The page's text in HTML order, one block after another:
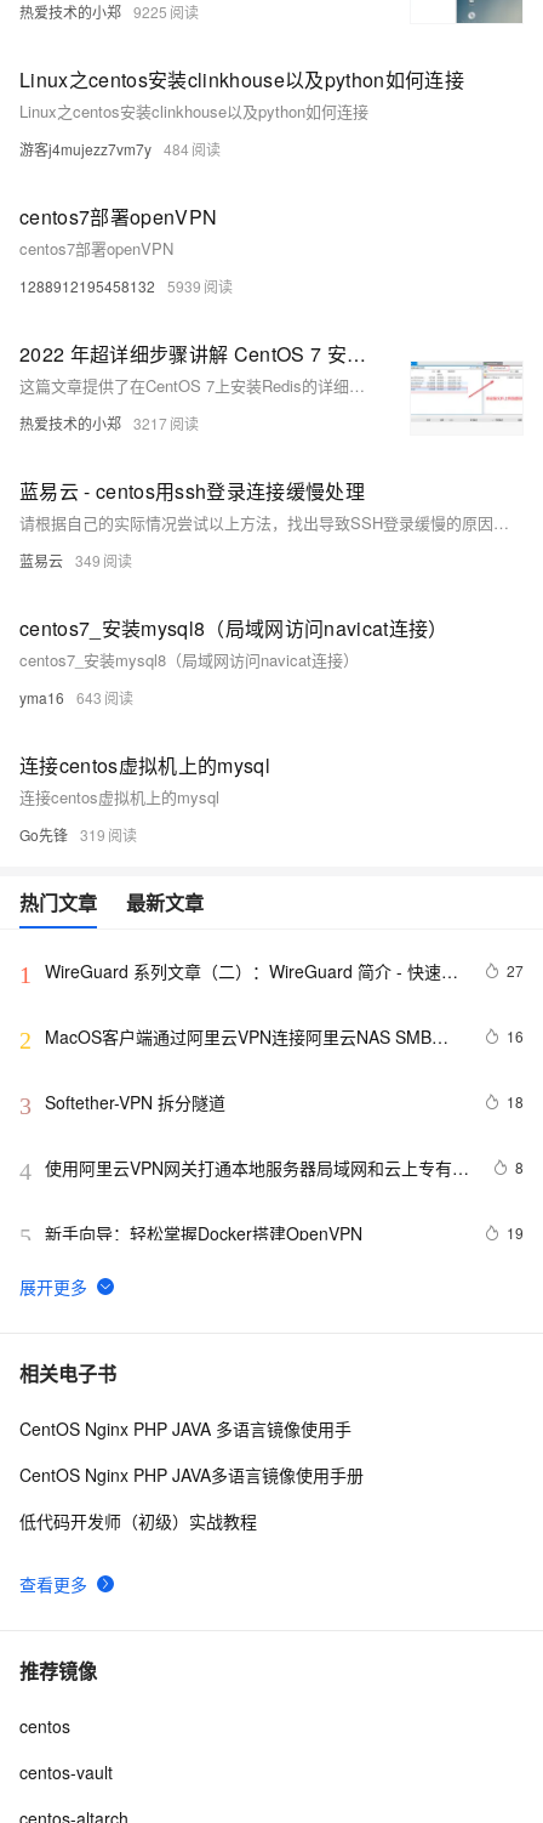
热爱技术的小郑 9225
Linux之centos安装clinkhouse以及python如何连接
Linux之centos安装clinkhouse以及python如何连接
游客j4mujezz7vm7y 484
centos7部署openVPN
centos7部署openVPN
1288912195458132 5939
2022 年超详细步骤讲解 CentOS 7 安装Redis 。解决Redis Desktop Manager 图形化工具连接失败解决 ；connection failed处理。开机自启Redis
这篇文章提供了在CentOS 7上安装Redis的详细步骤，包括上传Redis安装包、解压安装、编译、安装、备份配置文件、修改配置以支持后台运行和设置密码、启动Redis服务、使用客户端连接Redis、关闭Redis服务、解决Redis Desktop Manager图形化工具连接失败的问题、设置Redis开机自启动，以及Redis服务的启动和停止命令。
热爱技术的小郑 3217
蓝易云 - centos用ssh登录连接缓慢处理
请根据自己的实际情况尝试以上方法，找出导致SSH登录缓慢的原因，并进行相应的处理。
蓝易云 349
centos7_安装mysql8（局域网访问navicat连接）
centos7_安装mysql8（局域网访问navicat连接）
yma16 643
连接centos虚拟机上的mysql
连接centos虚拟机上的mysql
Go先锋 319
热门文章 最新文章
1
WireGuard 系列文章（二）：WireGuard 简介 - 快速、
27
2
MacOS客户端通过阿里云VPN连接阿里云NAS SMB文
16
3 Softether-VPN 拆分隧道 18
4 使用阿里云VPN网关打通本地服务器局域网和云上专有网
8
5 新手向导：轻松掌握Docker搭建OpenVPN 19
6 EVE-NG下模拟山石网科SSL VPN 实验
7 路由器配置点到多点IPsec VPN（二）
8 虚拟专用网络（VPN）：远程访问与点对点连接及其在
相关电子书
查看更多
CentOS Nginx PHP JAVA 多语言镜像使用手
CentOS Nginx PHP JAVA多语言镜像使用手册
低代码开发师（初级）实战教程
推荐镜像
centos
centos-vault
centos-altarch